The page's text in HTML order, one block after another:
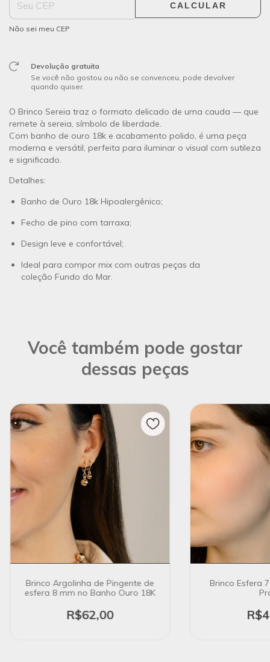
CALCULAR
Não sei meu CEP
Devolução gratuita
Se você não gostou ou não se convenceu, pode devolver
quando quiser.
O Brinco Sereia traz o formato delicado de uma cauda — que
remete à sereia, símbolo de liberdade.
Com banho de ouro 18k e acabamento polido, é uma peça
moderna e versátil, perfeita para iluminar o visual com sutileza
e significado.
Detalhes:
Banho de Ouro 18k Hipoalergênico;
Fecho de pino com tarraxa;
Design leve e confortável;
Ideal para compor mix com outras peças da
coleção Fundo do Mar.
Você também pode gostar
dessas peças
Brinco Argolinha de Pingente de
esfera 8 mm no Banho Ouro 18K
R$62,00
Brinco Esfera